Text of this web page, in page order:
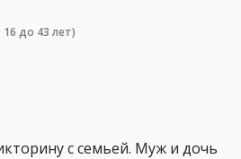
16 до 43 лет)
с семьей. Муж и дочь